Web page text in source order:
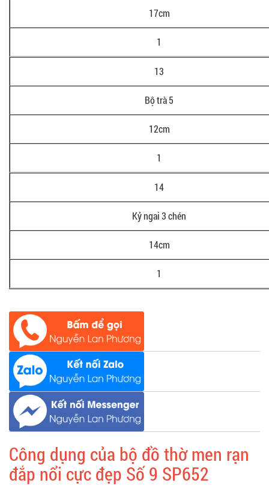
17cm
1
13
Bộ trà 5
12cm
1
14
Kỷ ngai 3 chén
14cm
1
Công dụng của bộ đồ thờ men rạn
đắp nổi cực đẹp Số 9 SP652